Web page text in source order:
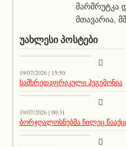
მარშრუტკა
მთავარია,
ᲣᲐᲮᲚᲔᲡᲘ ᲞᲝᲡᲢᲔᲑᲘ
19/07/2026 | 15:50
სამხრეთაფრიკული ჰეგემონია
აქეთურ-იქითური
19/07/2026 | 00:31
ბორჯღალოსნებმა ჩილეც
სიახლეები